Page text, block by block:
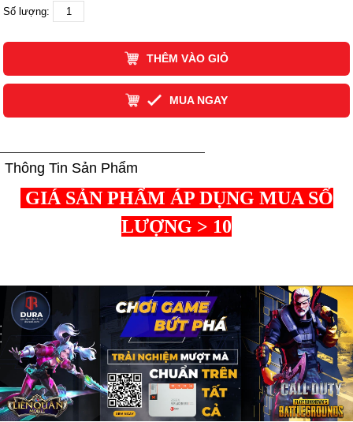
Số lượng:
THÊM VÀO GIỎ
MUA NGAY
Thông Tin Sản Phẩm
GIÁ SẢN PHẨM ÁP DỤNG MUA SỐ
LƯỢNG > 10